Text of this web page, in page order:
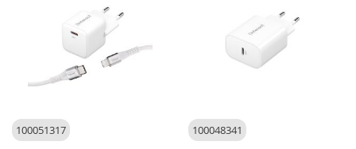
100051317 100048341